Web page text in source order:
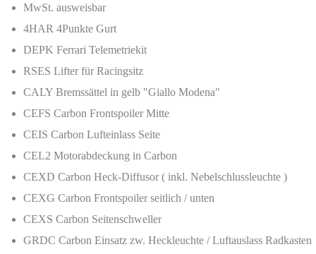
MwSt. ausweisbar
4HAR 4Punkte Gurt
DEPK Ferrari Telemetriekit
RSES Lifter für Racingsitz
CALY Bremssättel in gelb "Giallo Modena"
CEFS Carbon Frontspoiler Mitte
CEIS Carbon Lufteinlass Seite
CEL2 Motorabdeckung in Carbon
CEXD Carbon Heck-Diffusor ( inkl. Nebelschlussleuchte )
CEXG Carbon Frontspoiler seitlich / unten
CEXS Carbon Seitenschweller
GRDC Carbon Einsatz zw. Heckleuchte / Luftauslass Radkasten